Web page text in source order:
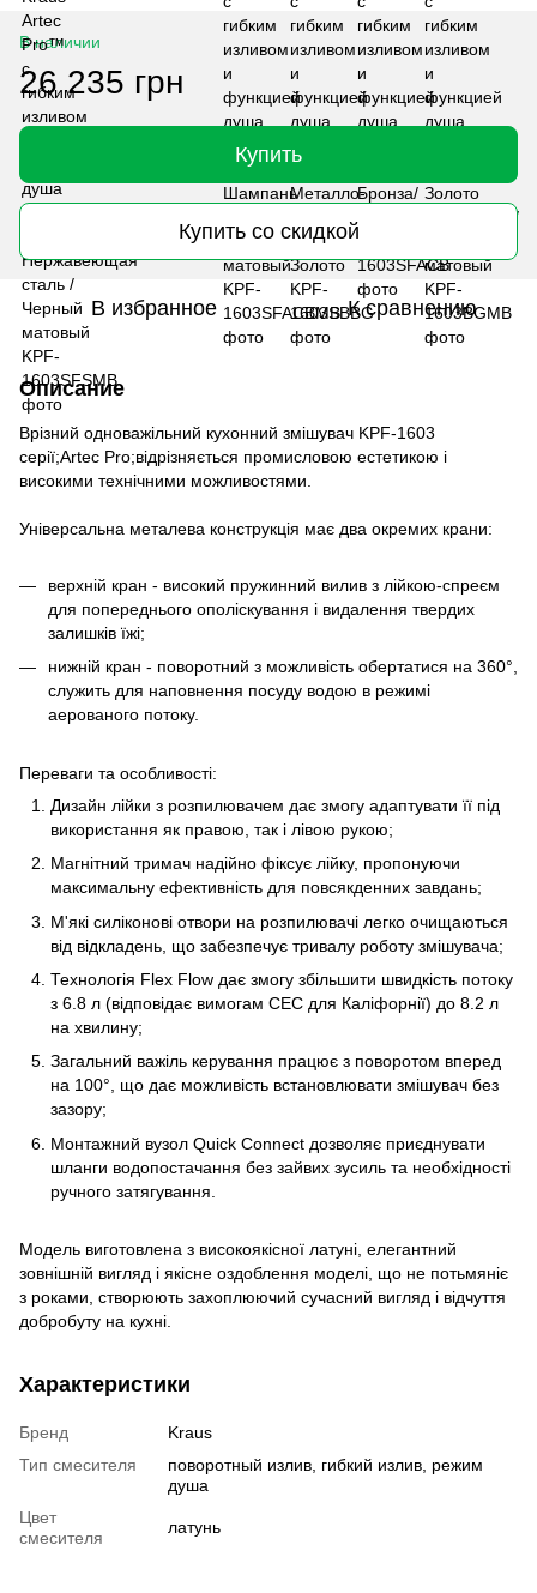
В наличии
26 235 грн
Купить
Купить со скидкой
В избранное К сравнению
Описание
Врізний одноважільний кухонний змішувач KPF-1603
серії;Artec Pro;відрізняється промисловою естетикою і
високими технічними можливостями.
Універсальна металева конструкція має два окремих крани:
верхній кран - високий пружинний вилив з лійкою-спреєм
для попереднього ополіскування і видалення твердих
залишків їжі;
нижній кран - поворотний з можливість обертатися на 360°,
служить для наповнення посуду водою в режимі
аерованого потоку.
Переваги та особливості:
Дизайн лійки з розпилювачем дає змогу адаптувати її під
використання як правою, так і лівою рукою;
Магнітний тримач надійно фіксує лійку, пропонуючи
максимальну ефективність для повсякденних завдань;
М'які силіконові отвори на розпилювачі легко очищаються
від відкладень, що забезпечує тривалу роботу змішувача;
Технологія Flex Flow дає змогу збільшити швидкість потоку
з 6.8 л (відповідає вимогам CEC для Каліфорнії) до 8.2 л
на хвилину;
Загальний важіль керування працює з поворотом вперед
на 100°, що дає можливість встановлювати змішувач без
зазору;
Монтажний вузол Quick Connect дозволяє приєднувати
шланги водопостачання без зайвих зусиль та необхідності
ручного затягування.
Модель виготовлена з високоякісної латуні, елегантний
зовнішній вигляд і якісне оздоблення моделі, що не потьмяніє
з роками, створюють захоплюючий сучасний вигляд і відчуття
добробуту на кухні.
Характеристики
Бренд
Kraus
Тип смесителя
поворотный излив, гибкий излив, режим
душа
Цвет
смесителя
латунь